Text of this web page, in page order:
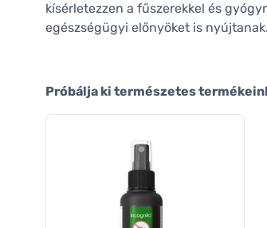
kísérletezzen a fűszerekkel és
egészségügyi előnyöket is nyújtanak.
Próbálja ki természetes